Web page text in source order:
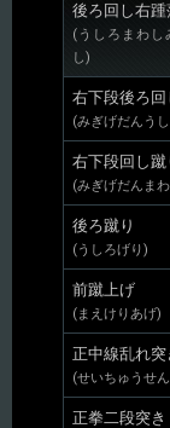
後ろ回し右踵
(うしろまわし
し)
右下段後ろ回
(みぎげだんう
右下段回し蹴
(みぎげだんま
後ろ蹴り
(うしろげり)
前蹴上げ
(まえけりあげ)
正中線乱れ突
(せいちゅうせ
正拳二段突き